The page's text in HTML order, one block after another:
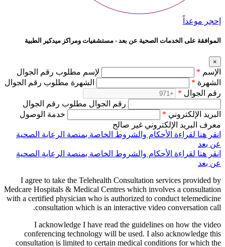
إحجر موعداً
الموافقة على الخدمات الصحية عن بعد - مستشفيات ومراكز ميدكير الطبية
×
الإسم *
لإسم مطلوب رقم الجوال
الشهرة *
الشهرة مطلوب رقم الجوال
رقم الجوال *
رقم الجوال مطلوب رقم الجوال
البريد الإلكتروني *
خدمة الوصول
معرف البريد الإلكتروني غير صالح
انقر هنا لقراءة الأحكام والشروط الخاصة بمنصة الرعاية الصحية
عن بعد
انقر هنا لقراءة الأحكام والشروط الخاصة بمنصة الرعاية الصحية
عن بعد
I agree to take the Telehealth Consultation services provided by
Medcare Hospitals & Medical Centres which involves a consultation
with a certified physician who is authorized to conduct telemedicine
consultation which is an interactive video conversation call.
I acknowledge I have read the guidelines on how the video
conferencing technology will be used. I also acknowledge this
consultation is limited to certain medical conditions for which the